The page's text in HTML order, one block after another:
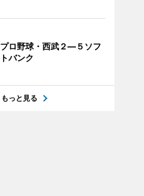
プロ野球・西武２―５ソフ
トバンク
もっと見る